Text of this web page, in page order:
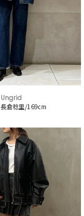
Ungrid
長倉稔里/169cm